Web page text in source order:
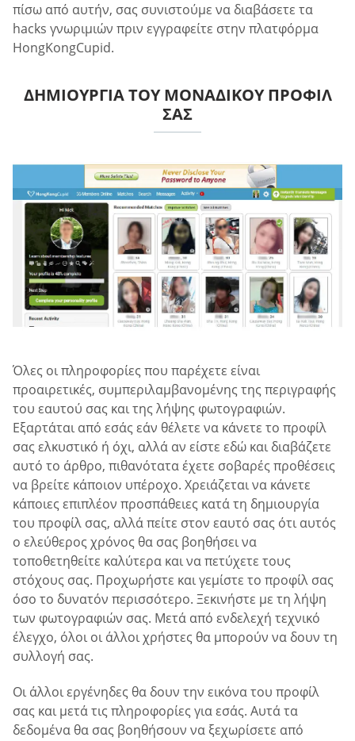
πίσω από αυτήν, σας συνιστούμε να διαβάσετε τα
hacks γνωριμιών πριν εγγραφείτε στην πλατφόρμα
HongKongCupid.
ΔΗΜΙΟΥΡΓΊΑ ΤΟΥ ΜΟΝΑΔΙΚΟΎ ΠΡΟΦΊΛ
ΣΑΣ
Όλες οι πληροφορίες που παρέχετε είναι
προαιρετικές, συμπεριλαμβανομένης της περιγραφής
του εαυτού σας και της λήψης φωτογραφιών.
Εξαρτάται από εσάς εάν θέλετε να κάνετε το προφίλ
σας ελκυστικό ή όχι, αλλά αν είστε εδώ και διαβάζετε
αυτό το άρθρο, πιθανότατα έχετε σοβαρές προθέσεις
να βρείτε κάποιον υπέροχο. Χρειάζεται να κάνετε
κάποιες επιπλέον προσπάθειες κατά τη δημιουργία
του προφίλ σας, αλλά πείτε στον εαυτό σας ότι αυτός
ο ελεύθερος χρόνος θα σας βοηθήσει να
τοποθετηθείτε καλύτερα και να πετύχετε τους
στόχους σας. Προχωρήστε και γεμίστε το προφίλ σας
όσο το δυνατόν περισσότερο. Ξεκινήστε με τη λήψη
των φωτογραφιών σας. Μετά από ενδελεχή τεχνικό
έλεγχο, όλοι οι άλλοι χρήστες θα μπορούν να δουν τη
συλλογή σας.
Οι άλλοι εργένηδες θα δουν την εικόνα του προφίλ
σας και μετά τις πληροφορίες για εσάς. Αυτά τα
δεδομένα θα σας βοηθήσουν να ξεχωρίσετε από